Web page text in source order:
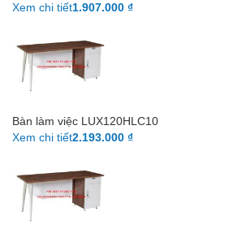
Xem chi tiết1.907.000 ₫
Bàn làm việc LUX120HLC10
Xem chi tiết2.193.000 ₫